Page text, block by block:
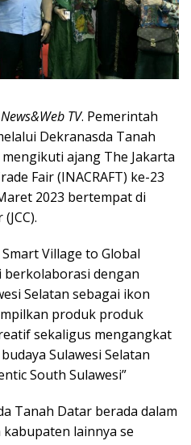
TV. Pemerintah
Dekranasda Tanah
ajang The Jakarta
Fair (INACRAFT) ke-23
2023 bertempat di
Village to Global
berkolaborasi dengan
Selatan sebagai ikon
produk produk
sekaligus mengangkat
Sulawesi Selatan
South Sulawesi”
Tanah Datar berada dalam
lainnya se